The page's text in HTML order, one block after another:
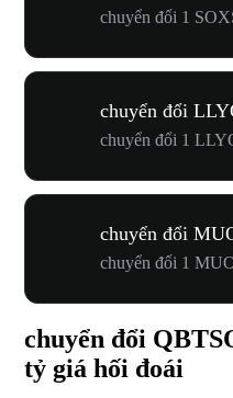
chuyển đổi 1
chuyển đổi
chuyển đổi 1
chuyển đổi
chuyển đổi 1
chuyển đổi
tỷ giá hối đoái